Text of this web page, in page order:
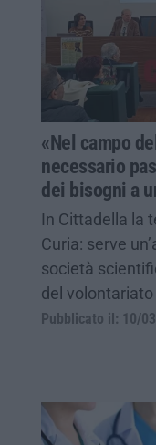
«Nel campo
necessario
dei bisogni a
In Cittadella la
Curia: serve
società
del volontariato
Pubblicato il: 10/